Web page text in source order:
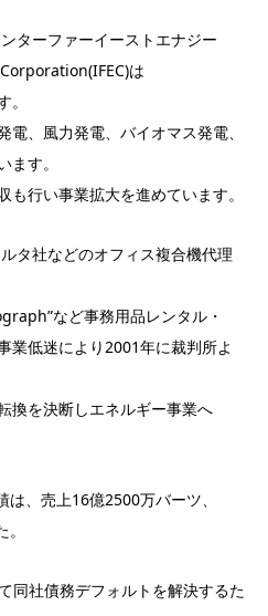
ターファーイーストエナジー
は
、風力発電、バイオマス発電、
す。
行い事業拡大を進めています。
タ社などのオフィス複合機代理
など事務用品レンタル・
業低迷により2001年に裁判所よ
換を決断しエネルギー事業へ
、売上16億2500万バーツ、
同社債務デフォルトを解決するた